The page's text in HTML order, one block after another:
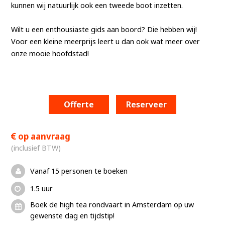
kunnen wij natuurlijk ook een tweede boot inzetten.
Wilt u een enthousiaste gids aan boord? Die hebben wij!
Voor een kleine meerprijs leert u dan ook wat meer over
onze mooie hoofdstad!
Offerte Reserveer
op aanvraag
(inclusief BTW)
Vanaf 15 personen te boeken
1.5 uur
Boek de high tea rondvaart in Amsterdam op uw
gewenste dag en tijdstip!